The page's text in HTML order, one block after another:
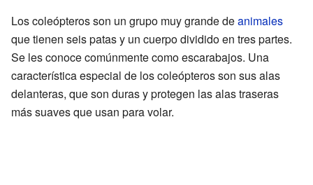
Los coleópteros son un grupo muy grande deanimales
que tienen seis patas y un cuerpo dividido en tres partes.
Se les conoce comúnmente como escarabajos. Una
característica especial de los coleópteros son sus alas
delanteras, que son duras y protegen las alas traseras
más suaves que usan para volar.